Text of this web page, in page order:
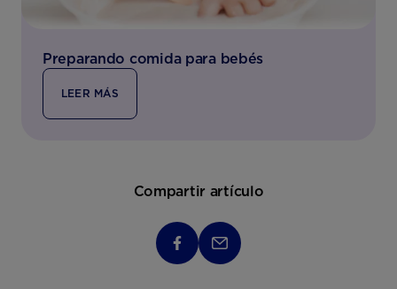
Preparando comida para bebés
LEER MÁS
Compartir artículo